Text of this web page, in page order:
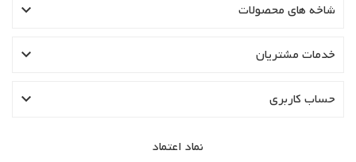
شاخه های محصولات 
خدمات مشتریان 
حساب کاربری 
نماد اعتماد